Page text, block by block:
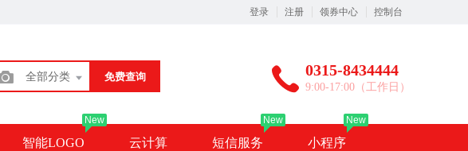
登录 注册 领券中心 控制台
全部分类 免费查询 0315-8434444
9:00-17:00（工作日）
智能LOGO
New
云计算 短信服务
New
小程序
New